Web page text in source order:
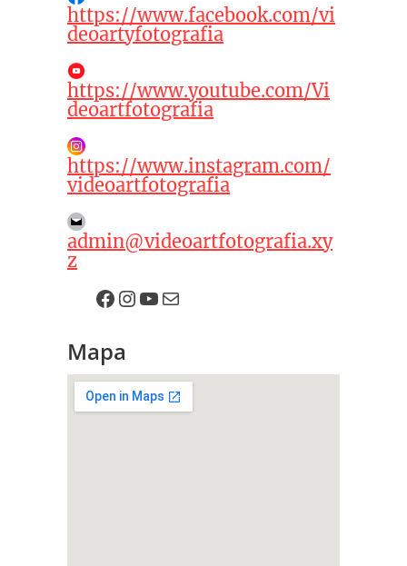
https://www.facebook.com/vi
deoartyfotografia
https://www.youtube.com/Vi
deoartfotografia
https://www.instagram.com/
videoartfotografia
admin@videoartfotografia.xy
z
contacto videoart
contacto videoart
contacto videoart
contacto videoart
Mapa